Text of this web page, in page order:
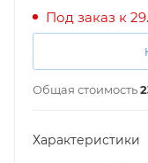
Под заказ к
Общая стоимость
Характеристики